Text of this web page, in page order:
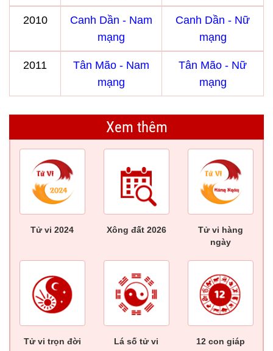
2010
Canh Dần - Nam
mạng
Canh Dần - Nữ
mạng
2011
Tân Mão - Nam
mạng
Tân Mão - Nữ
mạng
Xem thêm
Tử vi 2024 Xông đất 2026
Tử vi hàng
ngày
Tử vi trọn đời Lá số tử vi 12 con giáp